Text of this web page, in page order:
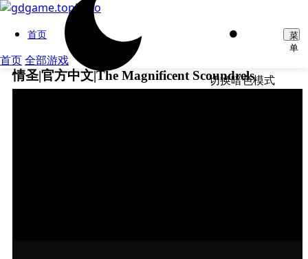
首页
首页全部游戏
切换暗色模式
菜
单
情圣|官方中文|The Magnificent Scoundrels